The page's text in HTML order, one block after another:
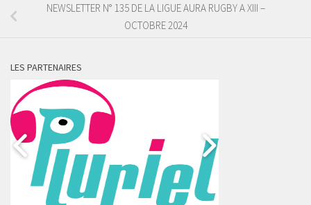
NEWSLETTER N° 135 DE LA LIGUE AURA RUGBY A XIII –
OCTOBRE 2024
LES PARTENAIRES